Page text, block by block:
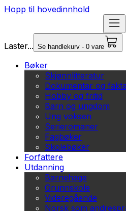
Hopp til hovedinnhold
Laster... Se handlekurv - 0 vare
Bøker
Skjønnlitteratur
Dokumentar og fakta
Hobby og fritid
Barn og ungdom
Ung voksen
Serieromaner
Fagbøker
Skolebøker
Forfattere
Utdanning
Barnehage
Grunnskole
Videregående
Norsk som